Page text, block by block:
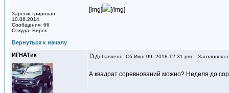
Зарегистрирован:
10.06.2014
Сообщения: 66
Откуда: Бирск
[img] [/img]
Вернуться к началу
ИГНАТик
Добавлено: Сб Июн 09, 2018 12:31 pm Заголовок
А квадрат соревнований можно? Неделя до